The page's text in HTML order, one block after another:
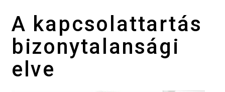
A kapcsolattartás
bizonytalansági
elve